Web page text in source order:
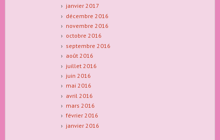
janvier 2017
décembre 2016
novembre 2016
octobre 2016
septembre 2016
août 2016
juillet 2016
juin 2016
mai 2016
avril 2016
mars 2016
février 2016
janvier 2016